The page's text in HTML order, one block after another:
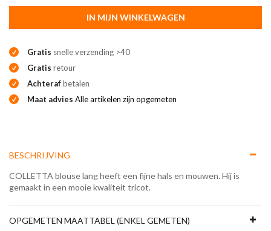
IN MIJN WINKELWAGEN
Gratis snelle verzending >40
Gratis retour
Achterafbetalen
Maat advies Alle artikelen zijn opgemeten
BESCHRIJVING
COLLETTA blouse lang heeft een fijne hals en mouwen. Hij is
gemaakt in een mooie kwaliteit tricot.
OPGEMETEN MAATTABEL (ENKEL GEMETEN)